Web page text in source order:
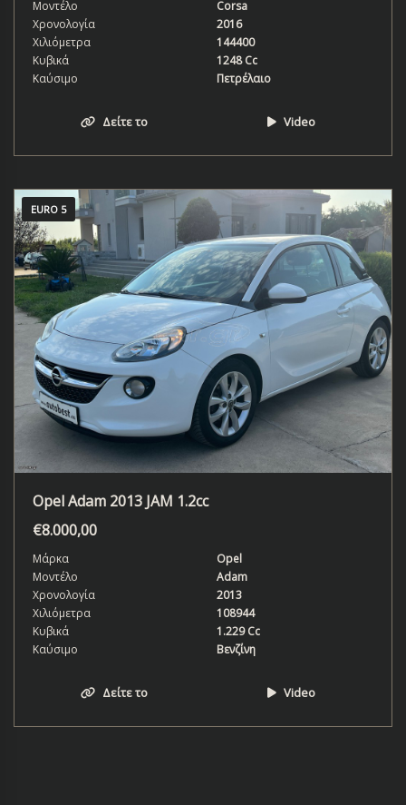
Μοντέλο
Corsa
Χρονολογία
2016
Χιλιόμετρα
144400
Κυβικά
1248 Cc
Καύσιμο
Πετρέλαιο
Δείτε το Video
EURO 5
Opel Adam 2013 JAM 1.2cc
€8.000,00
Μάρκα
Opel
Μοντέλο
Adam
Χρονολογία
2013
Χιλιόμετρα
108944
Κυβικά
1.229 Cc
Καύσιμο
Βενζίνη
Δείτε το Video